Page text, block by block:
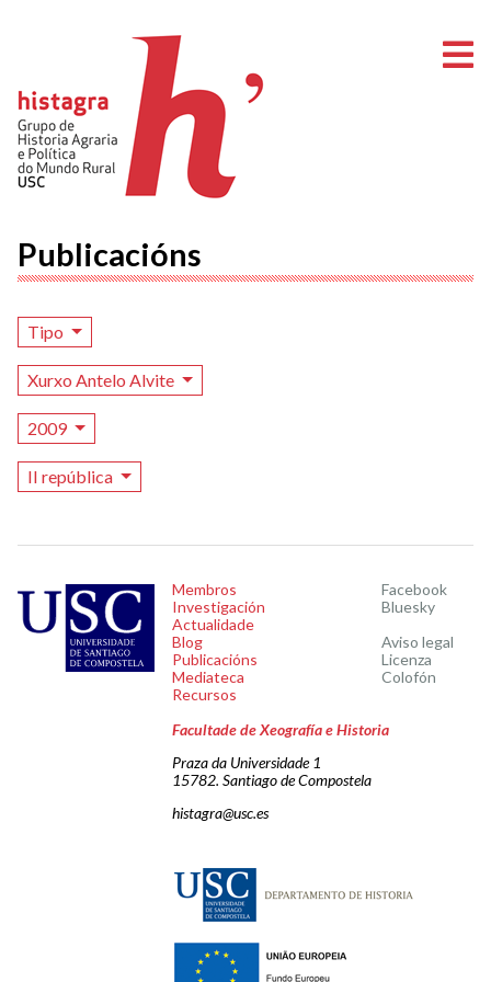
Publicacións
Tipo
Xurxo Antelo Alvite
2009
II república
Membros
Investigación
Actualidade
Blog
Publicacións
Mediateca
Recursos
Facebook
Bluesky
Aviso legal
Licenza
Colofón
Facultade de Xeografía e Historia
Praza da Universidade 1
15782. Santiago de Compostela
histagra@usc.es